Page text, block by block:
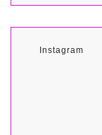
Instagram